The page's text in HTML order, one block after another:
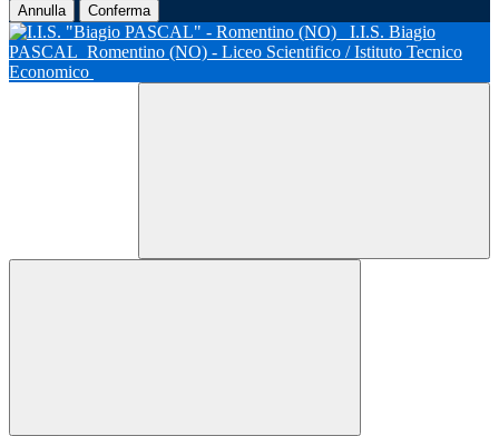
Annulla Conferma
I.I.S. Biagio
PASCAL Romentino (NO) - Liceo Scientifico / Istituto Tecnico
Economico